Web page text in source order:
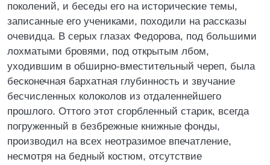
поколений, и беседы его на исторические темы,
записанные его учениками, походили на рассказы
очевидца. В серых глазах Федорова, под большими
лохматыми бровями, под открытым лбом,
уходившим в обширно-вместительный череп, была
бесконечная бархатная глубинность и звучание
бесчисленных колоколов из отдаленнейшего
прошлого. Оттого этот сгорбленный старик, всегда
погруженный в безбрежные книжные фонды,
производил на всех неотразимое впечатление,
несмотря на бедный костюм, отсутствие